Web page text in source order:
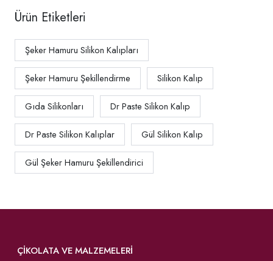
Ürün Etiketleri
Şeker Hamuru Silikon Kalıpları
Şeker Hamuru Şekillendirme Silikon Kalıp
Gıda Silikonları Dr Paste Silikon Kalıp
Dr Paste Silikon Kalıplar Gül Silikon Kalıp
Gül Şeker Hamuru Şekillendirici
ÇIKOLATA VE MALZEMELERI